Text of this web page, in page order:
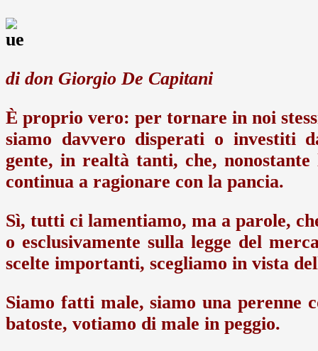
di don Giorgio De Capitani
È proprio vero: per tornare in noi
siamo davvero disperati o investiti
gente, in realtà tanti, che,
continua a ragionare con la pancia.
Sì, tutti ci lamentiamo, ma a parole,
o esclusivamente sulla legge del
scelte importanti, scegliamo in vista
Siamo fatti male, siamo una perenne
batoste, votiamo di male in peggio.